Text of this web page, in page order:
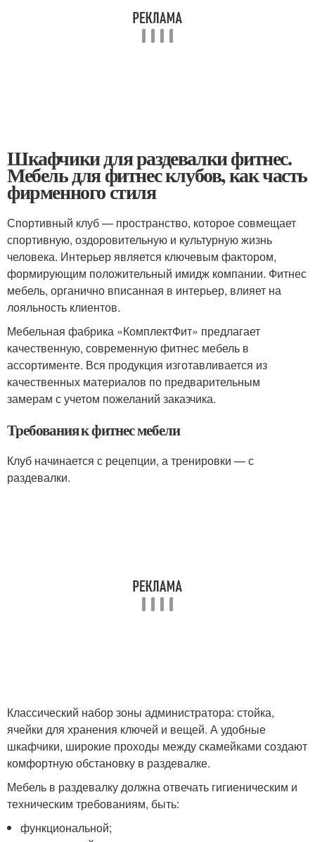
Шкафчики для раздевалки фитнес.
Мебель для фитнес клубов, как часть
фирменного стиля
Спортивный клуб — пространство, которое совмещает
спортивную, оздоровительную и культурную жизнь
человека. Интерьер является ключевым фактором,
формирующим положительный имидж компании. Фитнес
мебель, органично вписанная в интерьер, влияет на
лояльность клиентов.
Мебельная фабрика «КомплектФит» предлагает
качественную, современную фитнес мебель в
ассортименте. Вся продукция изготавливается из
качественных материалов по предварительным
замерам с учетом пожеланий заказчика.
Требования к фитнес мебели
Клуб начинается с рецепции, а тренировки — с
раздевалки.
Классический набор зоны администратора: стойка,
ячейки для хранения ключей и вещей. А удобные
шкафчики, широкие проходы между скамейками создают
комфортную обстановку в раздевалке.
Мебель в раздевалку должна отвечать гигиеническим и
техническим требованиям, быть:
функциональной;